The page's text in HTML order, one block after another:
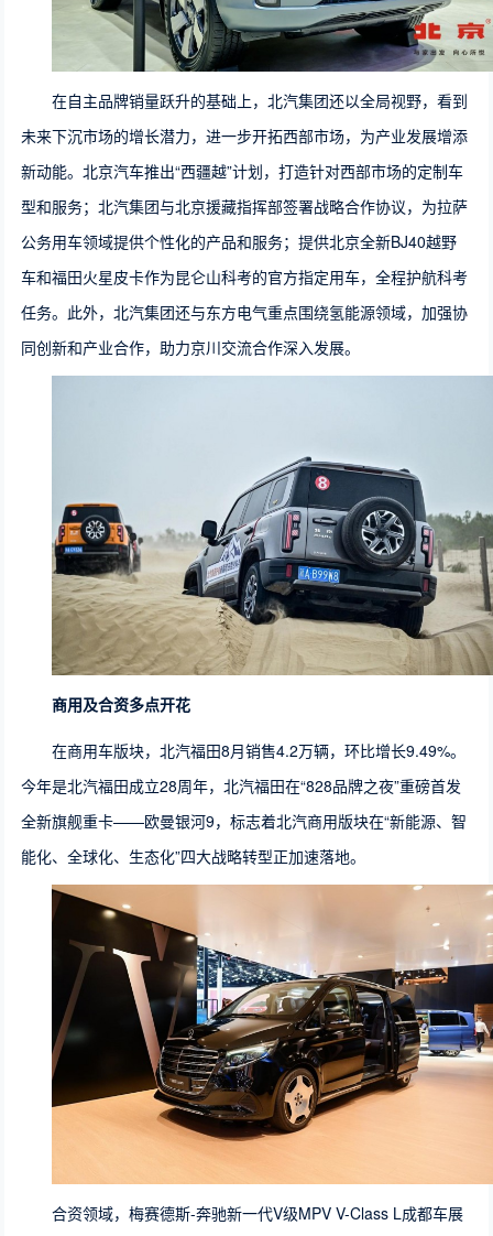
在自主品牌销量跃升的基础上，北汽集团还以全局视野，看到
未来下沉市场的增长潜力，进一步开拓西部市场，为产业发展增添
新动能。北京汽车推出“西疆越”计划，打造针对西部市场的定制车
型和服务；北汽集团与北京援藏指挥部签署战略合作协议，为拉萨
公务用车领域提供个性化的产品和服务；提供北京全新BJ40越野
车和福田火星皮卡作为昆仑山科考的官方指定用车，全程护航科考
任务。此外，北汽集团还与东方电气重点围绕氢能源领域，加强协
同创新和产业合作，助力京川交流合作深入发展。
商用及合资多点开花
在商用车版块，北汽福田8月销售4.2万辆，环比增长9.49%。
今年是北汽福田成立28周年，北汽福田在“828品牌之夜”重磅首发
全新旗舰重卡——欧曼银河9，标志着北汽商用版块在“新能源、智
能化、全球化、生态化”四大战略转型正加速落地。
合资领域，梅赛德斯-奔驰新一代V级MPV V-Class L成都车展